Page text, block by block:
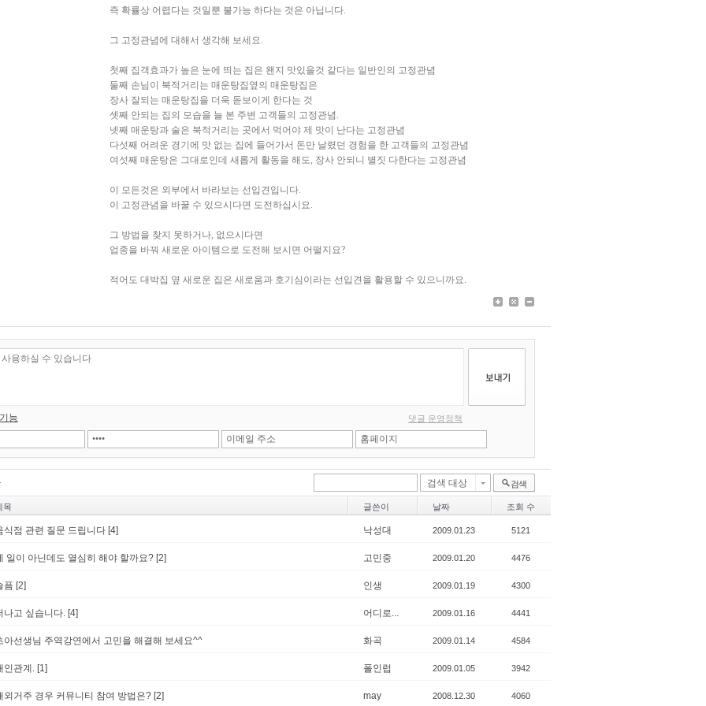
즉 확률상 어렵다는 것일뿐 불가능 하다는 것은 아닙니다.
그 고정관념에 대해서 생각해 보세요.
첫째 집객효과가 높은 눈에 띄는 집은 왠지 맛있을것 같다는 일반인의 고정관념
둘째 손님이 북적거리는 매운탕집옆의 매운탕집은
장사 잘되는 매운탕집을 더욱 돋보이게 한다는 것
셋째 안되는 집의 모습을 늘 본 주변 고객들의 고정관념.
넷째 매운탕과 술은 북적거리는 곳에서 먹어야 제 맛이 난다는 고정관념
다섯째 어려운 경기에 맛 없는 집에 들어가서 돈만 날렸던 경험을 한 고객들의 고정관념
여섯째 매운탕은 그대로인데 새롭게 활동을 해도, 장사 안되니 별짓 다한다는 고정관념
이 모든것은 외부에서 바라보는 선입견입니다.
이 고정관념을 바꿀 수 있으시다면 도전하십시요.
그 방법을 찾지 못하거나, 없으시다면
업종을 바꿔 새로운 아이템으로 도전해 보시면 어떨지요?
적어도 대박집 옆 새로운 집은 새로움과 호기심이라는 선입견을 활용할 수 있으니까요.
능 댓글 운영정책
검색 대상 검색
목 글쓴이 날짜 조회 수
식점 관련 질문 드립니다 [4] 낙성대 2009.01.23 5121
일이 아닌데도 열심히 해야 할까요? [2] 고민중 2009.01.20 4476
픔 [2] 인생 2009.01.19 4300
나고 싶습니다. [4] 어디로... 2009.01.16 4441
아선생님 주역강연에서 고민을 해결해 보세요^^ 화곡 2009.01.14 4584
인관계. [1] 폴인럽 2009.01.05 3942
외거주 경우 커뮤니티 참여 방법은? [2] may 2008.12.30 4060